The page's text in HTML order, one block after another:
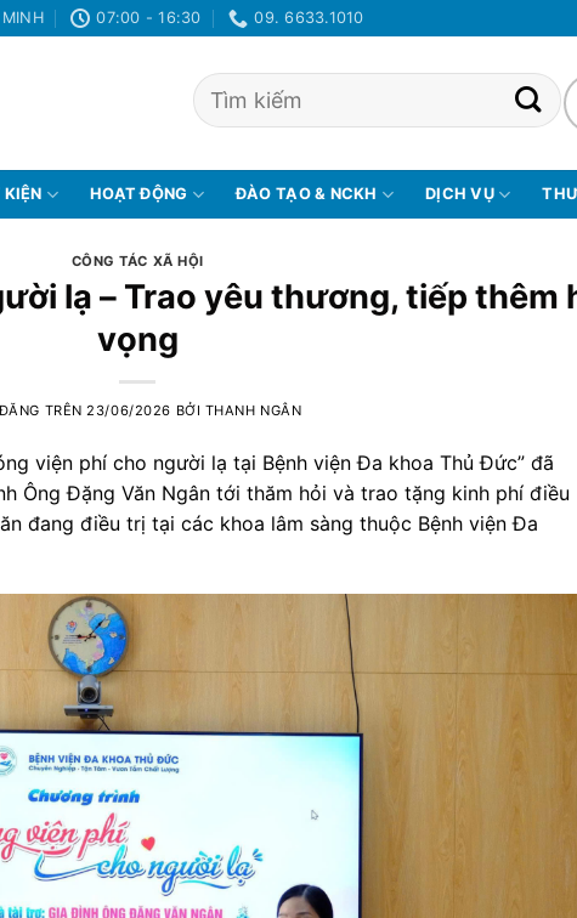
07:00 - 16:30 09. 6633.1010
HOẠT ĐỘNG ĐÀO TẠO & NCKH DỊCH VỤ
CÔNG TÁC XÃ HỘI
lạ – Trao yêu thương, tiếp thêm
vọng
TRÊN 23/06/2026 BỞI THANH NGÂN
viện phí cho người lạ tại Bệnh viện Đa khoa Thủ Đức” đã
Ông Đặng Văn Ngân tới thăm hỏi và trao tặng kinh phí điều
đang điều trị tại các khoa lâm sàng thuộc Bệnh viện Đa